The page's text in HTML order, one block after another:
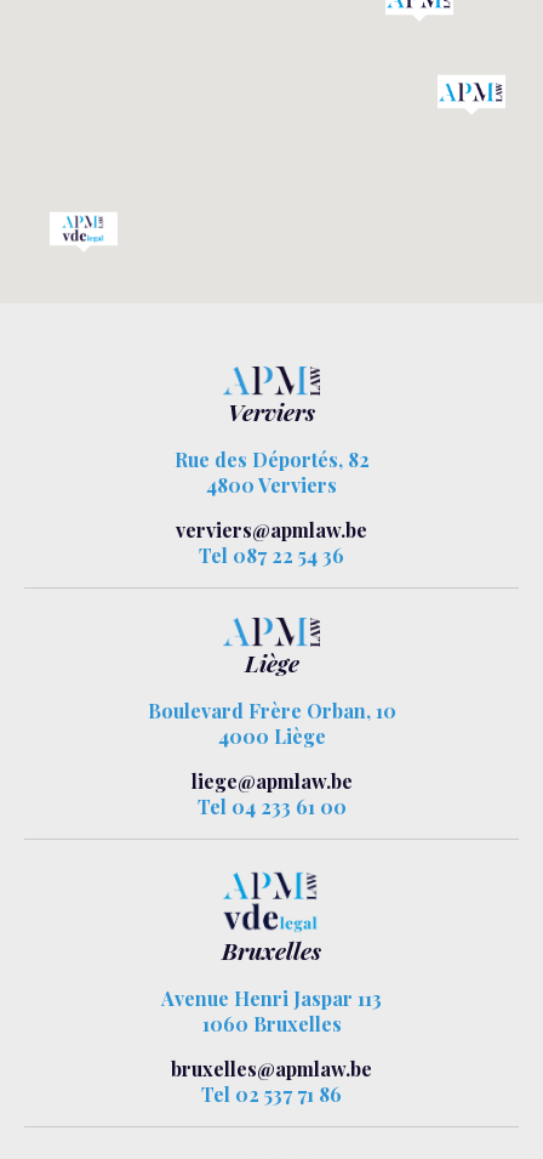
Verviers
Rue des Déportés, 82
4800 Verviers
verviers@apmlaw.be
Tel 087 22 54 36
Liège
Boulevard Frère Orban, 10
4000 Liège
liege@apmlaw.be
Tel 04 233 61 00
Bruxelles
Avenue Henri Jaspar 113
1060 Bruxelles
bruxelles@apmlaw.be
Tel 02 537 71 86